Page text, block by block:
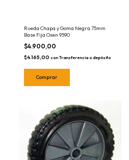
Rueda Chapa y Goma Negra 75mm
Base Fija Oxen 9590
$4.900,00
$4.165,00 con Transferencia o depósito